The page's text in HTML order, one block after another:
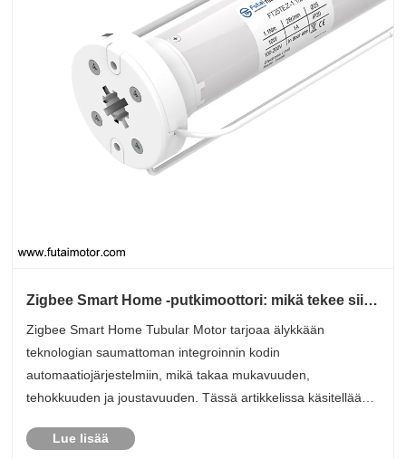
Zigbee Smart Home -putkimoottori: mikä tekee siitä
Zigbee Smart Home Tubular Motor tarjoaa älykkään
teknologian saumattoman integroinnin kodin
automaatiojärjestelmiin, mikä takaa mukavuuden,
tehokkuuden ja joustavuuden. Tässä artikkelissa käsitellään
sekä sitä, kuinka se erottuu älykkäide......
Lue lisää